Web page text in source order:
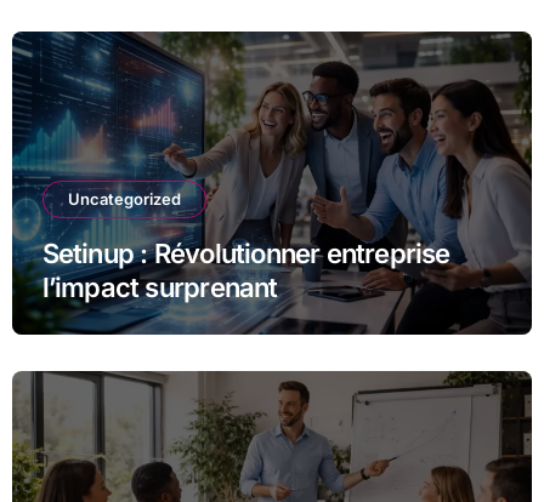
Uncategorized
Setinup : Révolutionner entreprise
l’impact surprenant